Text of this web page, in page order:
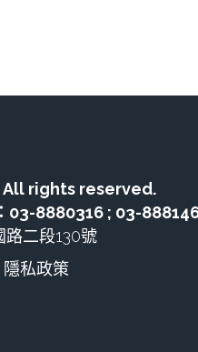
All rights reserved.
：03-8880316 ; 03-
二段130號